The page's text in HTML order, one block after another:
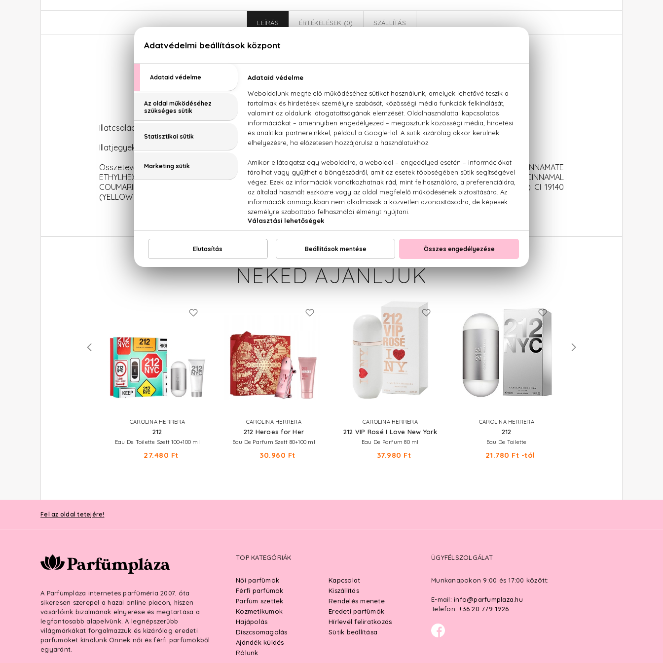
LEÍRÁS ÉRTÉKELÉSEK (0) SZÁLLÍTÁS
Carolina Herrera 212 VIP Rosé Eau De Parfum
Illatcsalád: Friss-virágos
Illatjegyek: Rosé pezsgő, barackvirág, fás jegyek, fehér pézsma, borostyánkő
Összetevők: ALCOHOL DENAT. PARFUM (FRAGRANCE) AQUA (WATER) BENZYL SALICYLATE ETHYLHEXYL METHOXYCINNAMATE
ETHYLHEXYL SALICYLATE BUTYL METHOXYDIBENZOYLMETHANE LIMONENE LINALOOL CITRONELLOL HEXYL CINNAMAL
COUMARIN ALPHA-ISOMETHYL IONONE CITRAL CINNAMYL ALCOHOL GERANIOL BENZYL ALCOHOL CI 14700 (RED 4) CI 19140
(YELLOW 5) CI 60730 (EXT. VIOLET 2) CI 42090 (BLUE 1)
NEKED AJÁNLJUK
CAROLINA HERRERA
212
Eau De Toilette Szett 100+100 ml
27.480 Ft
CAROLINA HERRERA
212 Heroes for Her
Eau De Parfum Szett 80+100 ml
30.960 Ft
CAROLINA HERRERA
212 VIP Rosé I Love New York
Eau De Parfum 80 ml
37.980 Ft
CAROLINA HERRERA
212
Eau De Toilette
21.780 Ft -tól
Fel az oldal tetejére!
A Parfümpláza internetes parfüméria 2007. óta
sikeresen szerepel a hazai online piacon, hiszen
vásárlóink bizalmának elnyerése és megtartása a
legfontosabb alapelvünk. A legnépszerűbb
világmárkákat forgalmazzuk és kizárólag eredeti
parfümöket kínálunk Önnek női és férfi parfümökből
egyaránt.
TOP KATEGÓRIÁK
Női parfümök
Férfi parfümök
Parfüm szettek
Kozmetikumok
Hajápolás
Díszcsomagolás
Ajándék küldés
Rólunk
Kapcsolat
Kiszállítás
Rendelés menete
Eredeti parfümök
Hírlevél feliratkozás
Sütik beállítása
ÜGYFÉLSZOLGÁLAT
Munkanapokon 9:00 és 17:00 között:
E-mail: info@parfumplaza.hu
Telefon: +36 20 779 1926